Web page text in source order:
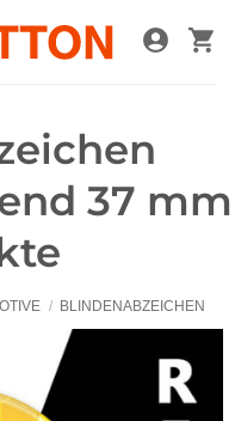
37 mm
/ BLINDENABZEICHEN